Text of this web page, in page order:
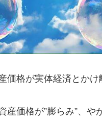
価格が実体経済とか
価格が”膨らみ”、や